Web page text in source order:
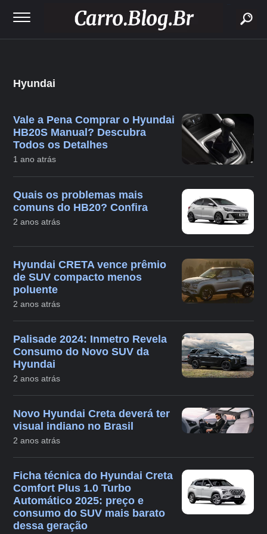
Hyundai
Vale a Pena Comprar o Hyundai
HB20S Manual? Descubra
Todos os Detalhes
1 ano atrás
Quais os problemas mais
comuns do HB20? Confira
2 anos atrás
Hyundai CRETA vence prêmio
de SUV compacto menos
poluente
2 anos atrás
Palisade 2024: Inmetro Revela
Consumo do Novo SUV da
Hyundai
2 anos atrás
Novo Hyundai Creta deverá ter
visual indiano no Brasil
2 anos atrás
Ficha técnica do Hyundai Creta
Comfort Plus 1.0 Turbo
Automático 2025: preço e
consumo do SUV mais barato
dessa geração